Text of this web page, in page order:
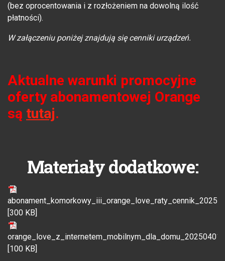
(bez oprocentowania i z rozłożeniem na dowolną ilość
płatności).
W załączeniu poniżej znajdują się cenniki urządzeń.
Aktualne warunki promocyjne
oferty abonamentowej Orange
są tutaj.
Materiały dodatkowe:
[300 KB]
[100 KB]